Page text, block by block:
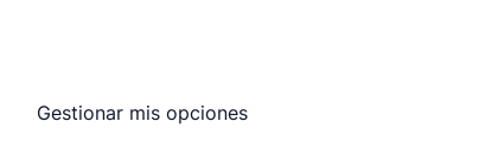
Gestionar mis opciones